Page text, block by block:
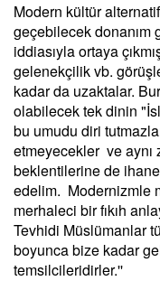
Modern kültür
geçebilecek donanım
iddiasıyla ortaya
gelenekçilik vb.
kadar da uzaktalar.
olabilecek tek dinin
bu umudu diri
etmeyecekler ve aynı
beklentilerine de
edelim. Modernizmle
merhaleci bir fıkıh
Tevhidi Müslümanlar
boyunca bize kadar
temsilcileridirler.''